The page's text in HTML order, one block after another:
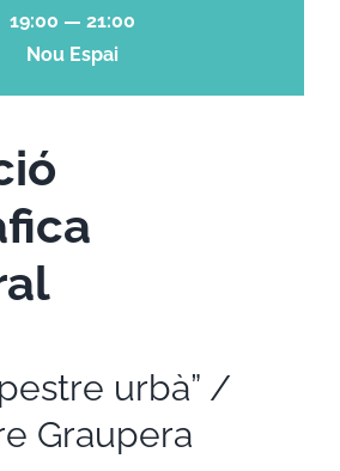
urbà” /
Graupera
19:00 — 21:00
Nou Espai